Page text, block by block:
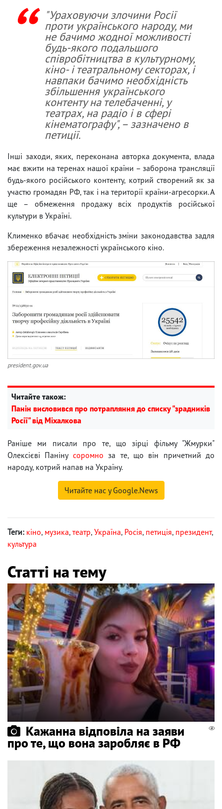
"Ураховуючи злочини Росії
проти українського народу, ми
не бачимо жодної можливості
будь-якого подальшого
співробітництва в культурному,
кіно- і театральному секторах, і
навпаки бачимо необхідність
збільшення українського
контенту на телебаченні, у
театрах, на радіо і в сфері
кінематографу", – зазначено в
петиції.
Інші заходи, яких, переконана авторка документа, влада
має вжити на теренах нашої країни – заборона трансляції
будь-якого російського контенту, котрий створений як за
участю громадян РФ, так і на території країни-агресорки. А
ще – обмеження продажу всіх продуктів російської
культури в Україні.
Клименко вбачає необхідність зміни законодавства задля
збереження незалежності українського кіно.
president.gov.ua
Читайте також:
Панін висловився про потрапляння до списку "зрадників
Росії" від Міхалкова
Раніше ми писали про те, що зірці фільму "Жмурки"
Олексієві Паніну соромно за те, що він причетний до
народу, котрий напав на Україну.
Читайте нас у Google.News
Теги: кіно, музика, театр, Україна, Росія, петиція, президент,
культура
Статті на тему
Кажанна відповіла на заяви
про те, що вона заробляє в РФ